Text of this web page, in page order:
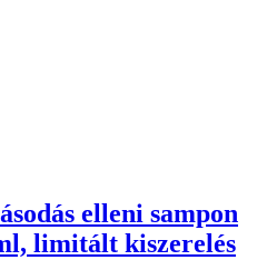
elleni sampon
limitált kiszerelés